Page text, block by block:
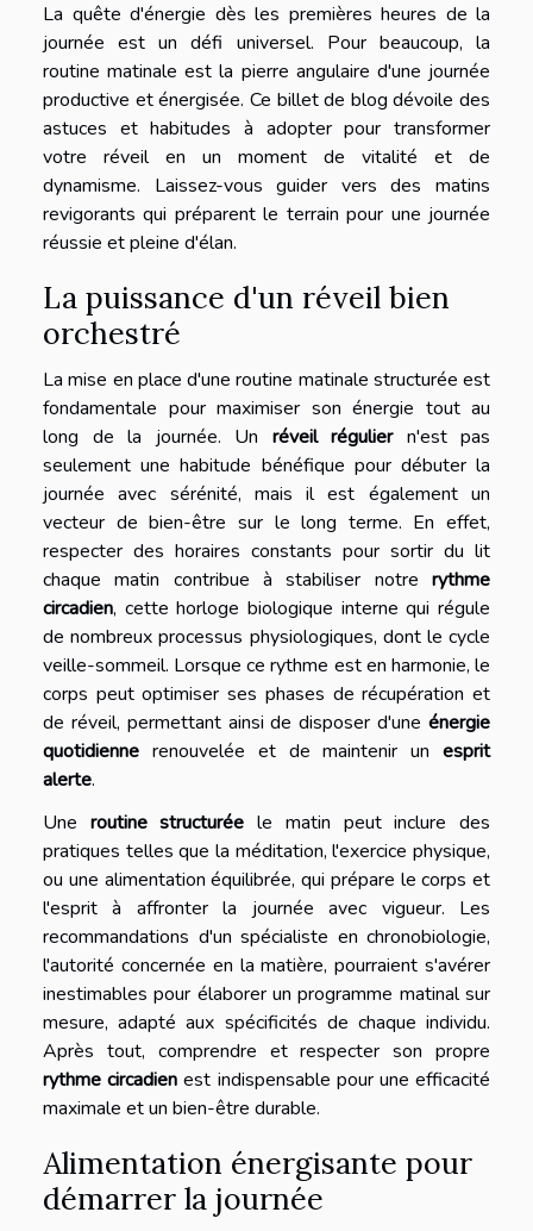
La quête d'énergie dès les premières heures de la
journée est un défi universel. Pour beaucoup, la
routine matinale est la pierre angulaire d'une journée
productive et énergisée. Ce billet de blog dévoile des
astuces et habitudes à adopter pour transformer
votre réveil en un moment de vitalité et de
dynamisme. Laissez-vous guider vers des matins
revigorants qui préparent le terrain pour une journée
réussie et pleine d'élan.
La puissance d'un réveil bien
orchestré
La mise en place d'une routine matinale structurée est
fondamentale pour maximiser son énergie tout au
long de la journée. Un réveil réguliern'est pas
seulement une habitude bénéfique pour débuter la
journée avec sérénité, mais il est également un
vecteur de bien-être sur le long terme. En effet,
respecter des horaires constants pour sortir du lit
chaque matin contribue à stabiliser notre rythme
circadien, cette horloge biologique interne qui régule
de nombreux processus physiologiques, dont le cycle
veille-sommeil. Lorsque ce rythme est en harmonie, le
corps peut optimiser ses phases de récupération et
de réveil, permettant ainsi de disposer d'une énergie
quotidienne renouvelée et de maintenir un esprit
alerte.
Une routine structurée le matin peut inclure des
pratiques telles que la méditation, l'exercice physique,
ou une alimentation équilibrée, qui prépare le corps et
l'esprit à affronter la journée avec vigueur. Les
recommandations d'un spécialiste en chronobiologie,
l'autorité concernée en la matière, pourraient s'avérer
inestimables pour élaborer un programme matinal sur
mesure, adapté aux spécificités de chaque individu.
Après tout, comprendre et respecter son propre
rythme circadien est indispensable pour une efficacité
maximale et un bien-être durable.
Alimentation énergisante pour
démarrer la journée